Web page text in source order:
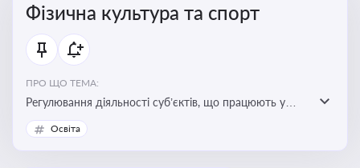
Фізична культура та спорт
ПРО ЩО ТЕМА:
Регулювання діяльності суб’єктів, що працюють у
сфері фізичної культури та спорту, включаючи
оздоровлення населення, професійний і аматорський
Освіта